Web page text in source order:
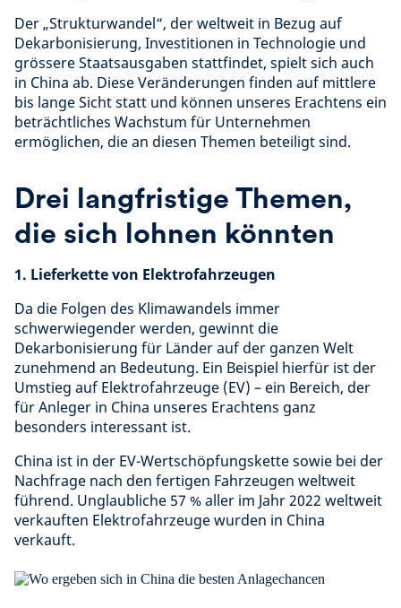
Der „Strukturwandel“, der weltweit in Bezug auf
Dekarbonisierung, Investitionen in Technologie und
grössere Staatsausgaben stattfindet, spielt sich auch
in China ab. Diese Veränderungen finden auf mittlere
bis lange Sicht statt und können unseres Erachtens ein
beträchtliches Wachstum für Unternehmen
ermöglichen, die an diesen Themen beteiligt sind.
Drei langfristige Themen,
die sich lohnen könnten
1. Lieferkette von Elektrofahrzeugen
Da die Folgen des Klimawandels immer
schwerwiegender werden, gewinnt die
Dekarbonisierung für Länder auf der ganzen Welt
zunehmend an Bedeutung. Ein Beispiel hierfür ist der
Umstieg auf Elektrofahrzeuge (EV) – ein Bereich, der
für Anleger in China unseres Erachtens ganz
besonders interessant ist.
China ist in der EV-Wertschöpfungskette sowie bei der
Nachfrage nach den fertigen Fahrzeugen weltweit
führend. Unglaubliche 57 % aller im Jahr 2022 weltweit
verkauften Elektrofahrzeuge wurden in China
verkauft.